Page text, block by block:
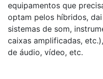
equipamentos que
optam pelos híbridos,
sistemas de som,
caixas amplificadas,
de áudio, vídeo, etc.